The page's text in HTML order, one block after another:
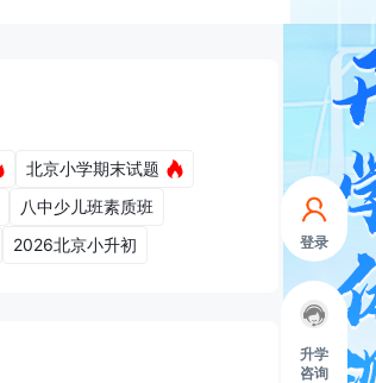
登录
升学
咨询
北京小学期末试题
八中少儿班素质班
2026北京小升初